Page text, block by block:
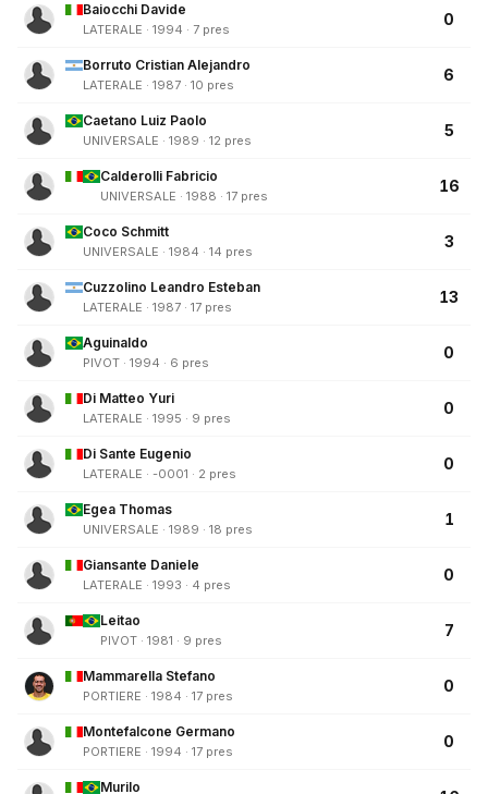
Baiocchi Davide
LATERALE · 1994 · 7 pres
0
Borruto Cristian Alejandro
LATERALE · 1987 · 10 pres
6
Caetano Luiz Paolo
UNIVERSALE · 1989 · 12 pres
5
Calderolli Fabricio
UNIVERSALE · 1988 · 17 pres
16
Coco Schmitt
UNIVERSALE · 1984 · 14 pres
3
Cuzzolino Leandro Esteban
LATERALE · 1987 · 17 pres
13
Aguinaldo
PIVOT · 1994 · 6 pres
0
Di Matteo Yuri
LATERALE · 1995 · 9 pres
0
Di Sante Eugenio
LATERALE · -0001 · 2 pres
0
Egea Thomas
UNIVERSALE · 1989 · 18 pres
1
Giansante Daniele
LATERALE · 1993 · 4 pres
0
Leitao
PIVOT · 1981 · 9 pres
7
Mammarella Stefano
PORTIERE · 1984 · 17 pres
0
Montefalcone Germano
PORTIERE · 1994 · 17 pres
0
Murilo